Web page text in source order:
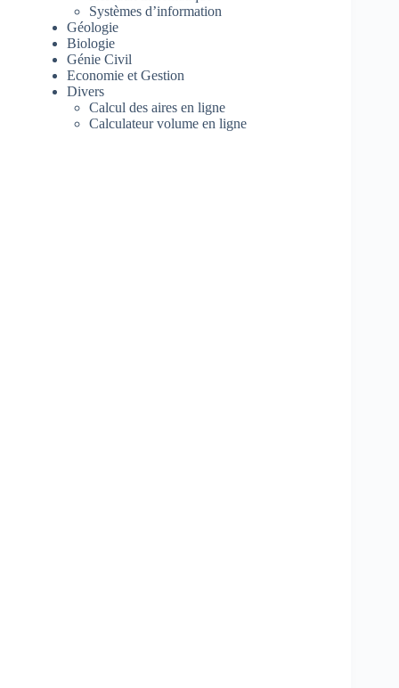
Systèmes d’information
Géologie
Biologie
Génie Civil
Economie et Gestion
Divers
Calcul des aires en ligne
Calculateur volume en ligne